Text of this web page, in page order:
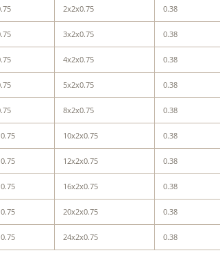
2x2x0.75 0.38
3x2x0.75 0.38
4x2x0.75 0.38
5x2x0.75 0.38
8x2x0.75 0.38
10x2x0.75 0.38
12x2x0.75 0.38
16x2x0.75 0.38
20x2x0.75 0.38
24x2x0.75 0.38